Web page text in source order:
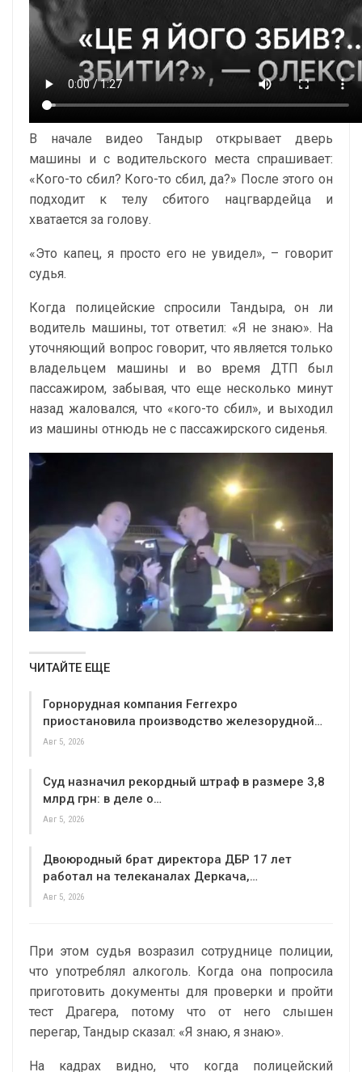
В начале видео Тандыр открывает дверь
машины и с водительского места спрашивает:
«Кого-то сбил? Кого-то сбил, да?» После этого он
подходит к телу сбитого нацгвардейца и
хватается за голову.
«Это капец, я просто его не увидел», – говорит
судья.
Когда полицейские спросили Тандыра, он ли
водитель машины, тот ответил: «Я не знаю». На
уточняющий вопрос говорит, что является только
владельцем машины и во время ДТП был
пассажиром, забывая, что еще несколько минут
назад жаловался, что «кого-то сбил», и выходил
из машины отнюдь не с пассажирского сиденья.
ЧИТАЙТЕ ЕЩЕ
Горнорудная компания Ferrexpo
приостановила производство железорудной…
Авг 5, 2026
Суд назначил рекордный штраф в размере 3,8
млрд грн: в деле о…
Авг 5, 2026
Двоюродный брат директора ДБР 17 лет
работал на телеканалах Деркача,…
Авг 5, 2026
При этом судья возразил сотруднице полиции,
что употреблял алкоголь. Когда она попросила
приготовить документы для проверки и пройти
тест Драгера, потому что от него слышен
перегар, Тандыр сказал: «Я знаю, я знаю».
На кадрах видно, что когда полицейский